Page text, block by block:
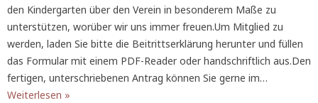
den Kindergarten über den Verein in besonderem Maße zu
unterstützen, worüber wir uns immer freuen.Um Mitglied zu
werden, laden Sie bitte die Beitrittserklärung herunter und füllen
das Formular mit einem PDF-Reader oder handschriftlich aus.Den
fertigen, unterschriebenen Antrag können Sie gerne im…
Weiterlesen »